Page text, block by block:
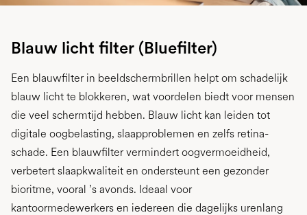
Blauw licht filter (Bluefilter)
Een blauwfilter in beeldschermbrillen helpt om schadelijk
blauw licht te blokkeren, wat voordelen biedt voor mensen
die veel schermtijd hebben. Blauw licht kan leiden tot
digitale oogbelasting, slaapproblemen en zelfs retina-
schade. Een blauwfilter vermindert oogvermoeidheid,
verbetert slaapkwaliteit en ondersteunt een gezonder
bioritme, vooral ’s avonds. Ideaal voor
kantoormedewerkers en iedereen die dagelijks urenlang